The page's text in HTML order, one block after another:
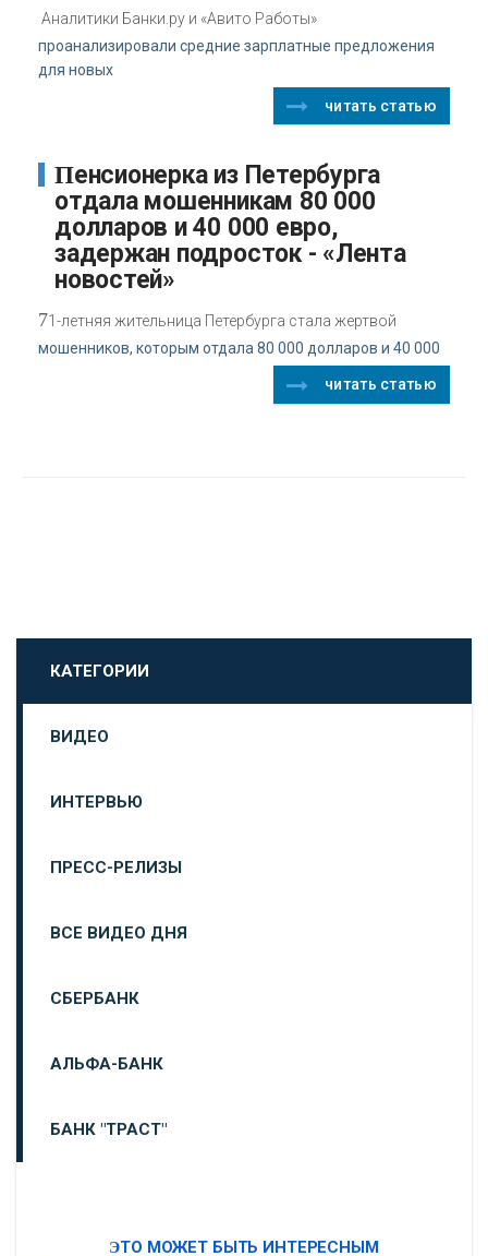
Аналитики Банки.ру и «Авито Работы»
проанализировали средние зарплатные предложения
для новых
читать статью
Пенсионерка из Петербурга
отдала мошенникам 80 000
долларов и 40 000 евро,
задержан подросток - «Лента
новостей»
71-летняя жительница Петербурга стала жертвой
мошенников, которым отдала 80 000 долларов и 40 000
читать статью
КАТЕГОРИИ
ВИДЕО
ИНТЕРВЬЮ
ПРЕСС-РЕЛИЗЫ
ВСЕ ВИДЕО ДНЯ
СБЕРБАНК
АЛЬФА-БАНК
БАНК "ТРАСТ"
ЭТО МОЖЕТ БЫТЬ ИНТЕРЕСНЫМ